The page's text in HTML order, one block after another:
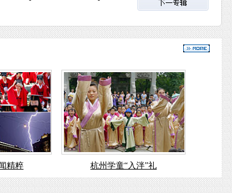
精粹 杭州学童“入泮”礼